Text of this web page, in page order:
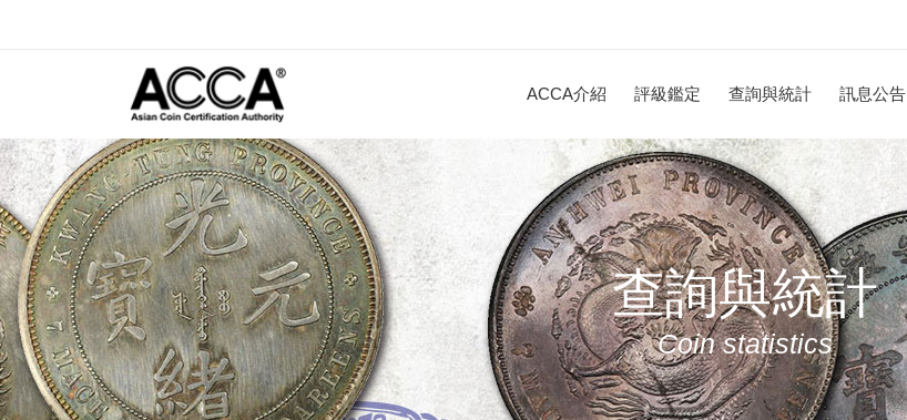
ACCA介紹 評級鑑定 查詢與統計 訊息公告
查詢與統計
Coin statistics